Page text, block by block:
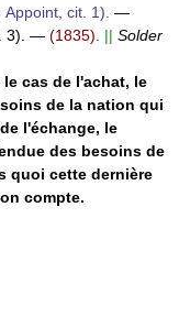
cit. 1). —
— (1835). || Solder
cas de l'achat, le
de la nation qui
l'échange, le
des besoins de
quoi cette dernière
compte.